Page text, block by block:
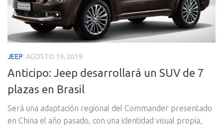
JEEP AGOSTO 19, 2019
Anticipo: Jeep desarrollará un SUV de 7
plazas en Brasil
Será una adaptación regional del Commander presentado
en China el año pasado, con una identidad visual propia,